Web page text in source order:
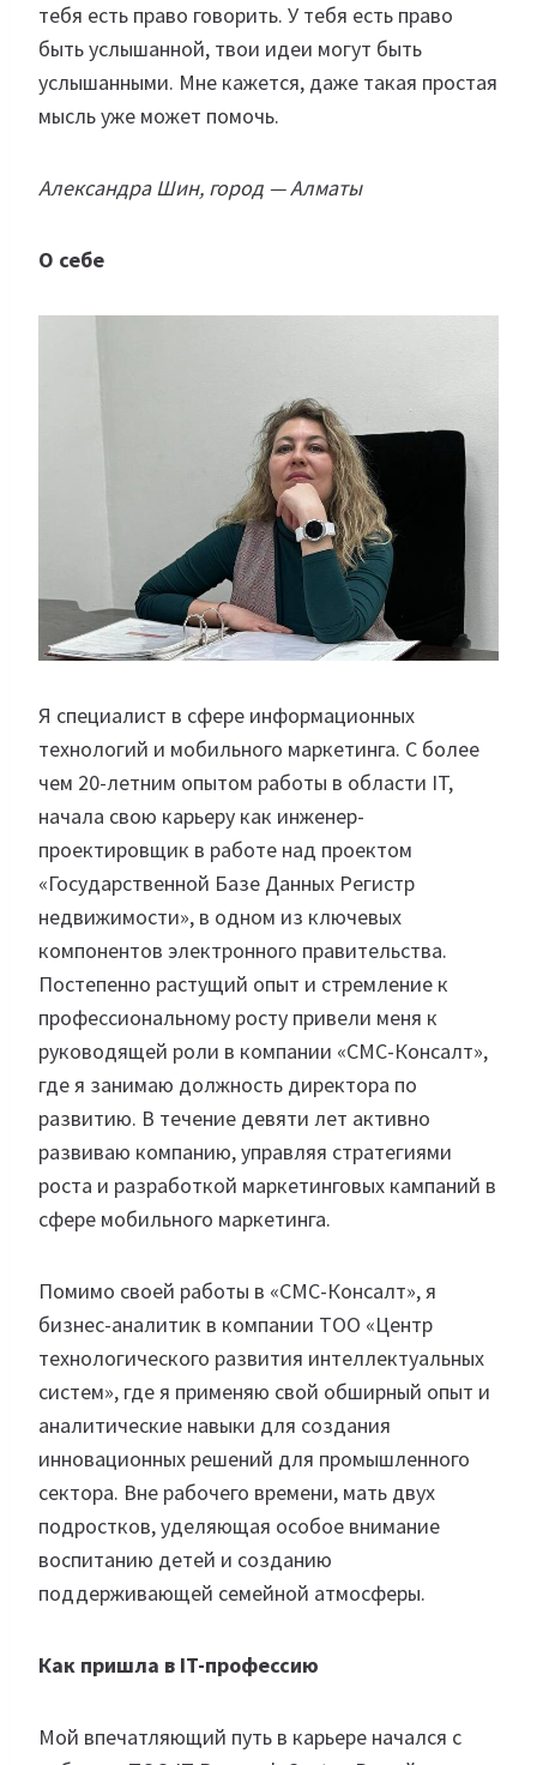
тебя есть право говорить. У тебя есть право
быть услышанной, твои идеи могут быть
услышанными. Мне кажется, даже такая простая
мысль уже может помочь.
Александра Шин, город — Алматы
О себе
Я специалист в сфере информационных
технологий и мобильного маркетинга. С более
чем 20-летним опытом работы в области IT,
начала свою карьеру как инженер-
проектировщик в работе над проектом
«Государственной Базе Данных Регистр
недвижимости», в одном из ключевых
компонентов электронного правительства.
Постепенно растущий опыт и стремление к
профессиональному росту привели меня к
руководящей роли в компании «СМС-Консалт»,
где я занимаю должность директора по
развитию. В течение девяти лет активно
развиваю компанию, управляя стратегиями
роста и разработкой маркетинговых кампаний в
сфере мобильного маркетинга.
Помимо своей работы в «СМС-Консалт», я
бизнес-аналитик в компании ТОО «Центр
технологического развития интеллектуальных
систем», где я применяю свой обширный опыт и
аналитические навыки для создания
инновационных решений для промышленного
сектора. Вне рабочего времени, мать двух
подростков, уделяющая особое внимание
воспитанию детей и созданию
поддерживающей семейной атмосферы.
Как пришла в IT-профессию
Мой впечатляющий путь в карьере начался с